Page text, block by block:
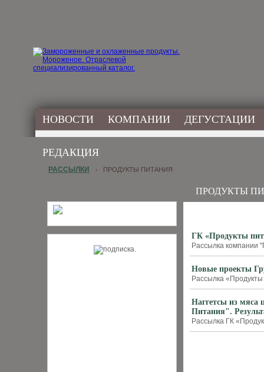
НОВОСТИ КОМПАНИИ ДЕГУСТАЦИИ
РЕДАКЦИЯ
РАССЫЛКИ › ПРОДУКТЫ ПИТАНИЯ
ПРОДУКТЫ
ГК «Продукты
Рассылка компании
Новые проекты
Рассылка
Наггетсы из
Питания".
Рассылка ГК